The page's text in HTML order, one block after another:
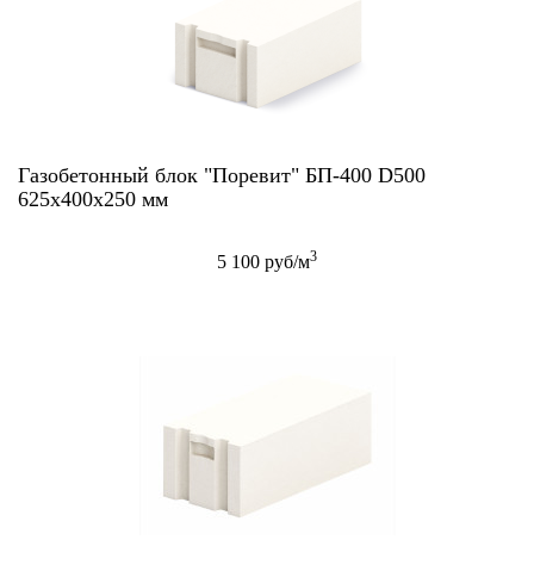
Газобетонный блок "Поревит" БП-400 D500
625x400x250 мм
5 100 руб/м3